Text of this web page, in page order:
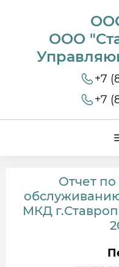
ООО
+7
+7
Отчет
МКД